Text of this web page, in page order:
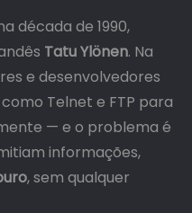
década de 1990,
Tatu Ylönen. Na
e desenvolvedores
Telnet e FTP para
— e o problema é
informações,
, sem qualquer